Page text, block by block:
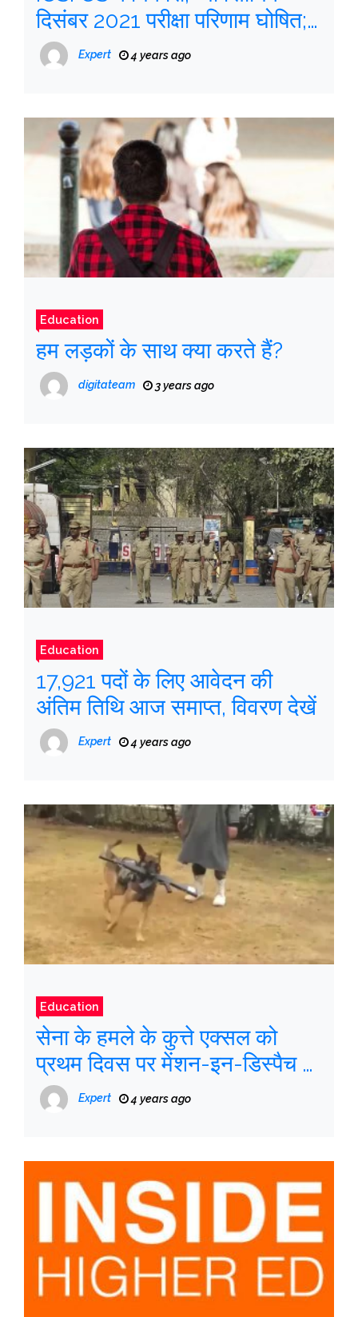
दिसंबर 2021 परीक्षा परिणाम घोषित;
टॉपर्स की लिस्ट यहां देखें
Expert 4 years ago
Education
हम लड़कों के साथ क्या करते हैं?
digitateam 3 years ago
Education
17,921 पदों के लिए आवेदन की
अंतिम तिथि आज समाप्त, विवरण देखें
Expert 4 years ago
Education
सेना के हमले के कुत्ते एक्सल को
प्रथम दिवस पर मेंशन-इन-डिस्पैच से
सम्मानित किया गया
Expert 4 years ago